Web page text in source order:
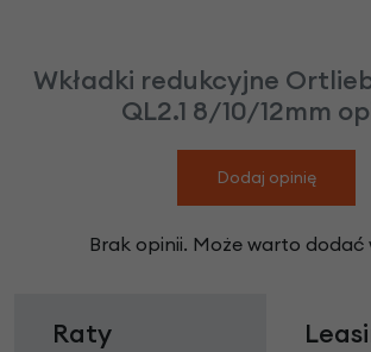
Wkładki redukcyjne
QL2.1 8/10/12mm
Dodaj opinię
Brak opinii. Może warto dodać
Raty